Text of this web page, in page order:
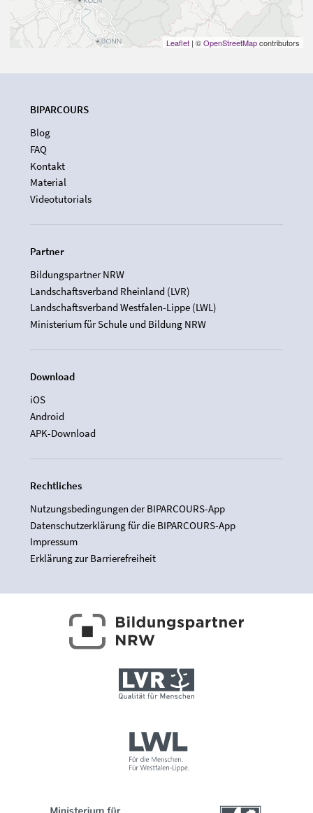
Leaflet | ©OpenStreetMapcontributors
BIPARCOURS
Blog
FAQ
Kontakt
Material
Videotutorials
Partner
Bildungspartner NRW
Landschaftsverband Rheinland (LVR)
Landschaftsverband Westfalen-Lippe (LWL)
Ministerium für Schule und Bildung NRW
Download
iOS
Android
APK-Download
Rechtliches
Nutzungsbedingungen der BIPARCOURS-App
Datenschutzerklärung für die BIPARCOURS-App
Impressum
Erklärung zur Barrierefreiheit